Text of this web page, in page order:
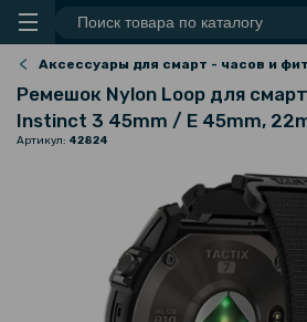
Аксессуары для смарт - часов и
Ремешок Nylon Loop для
Instinct 3 45mm / E 45mm,
Артикул: 42824